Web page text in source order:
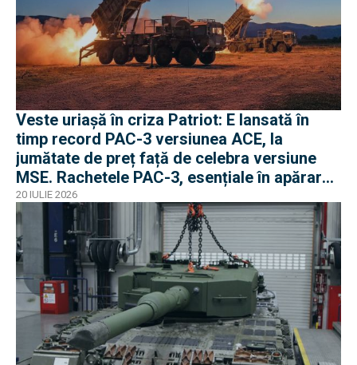
Veste uriașă în criza Patriot: E lansată în
timp record PAC-3 versiunea ACE, la
jumătate de preț față de celebra versiune
MSE. Rachetele PAC-3, esențiale în apărarea
antibalistică
20 IULIE 2026